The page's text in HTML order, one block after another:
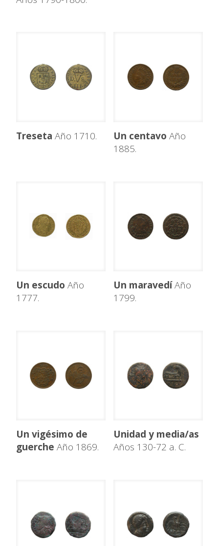
Treseta Año 1710. Un centavo Año
1885.
Un escudo Año
1777.
Un maravedíAño
1799.
Un vigésimo de
guerche Año 1869.
Unidad y media/as
Años 130-72 a. C.